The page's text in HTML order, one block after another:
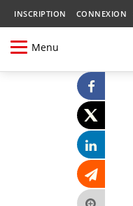
INSCRIPTION CONNEXION
Menu